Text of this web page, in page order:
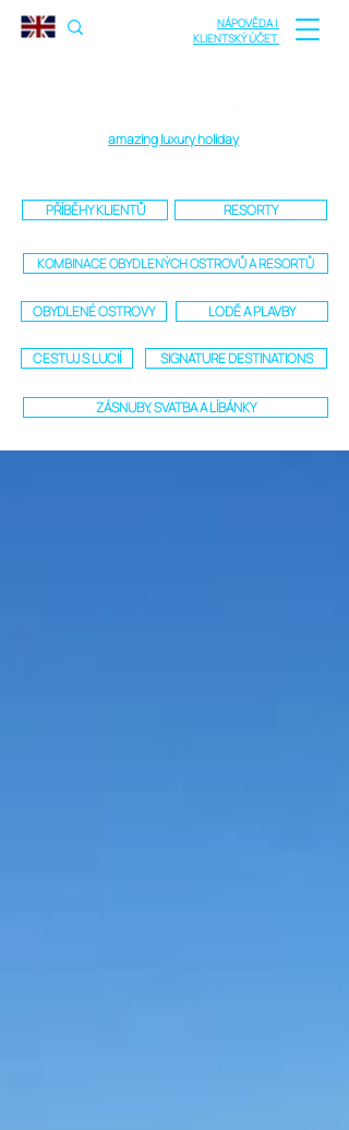
NÁPOVĚDA |
KLIENTSKÝ ÚČET
amazing luxury holiday
PŘÍBĚHY KLIENTŮ RESORTY
KOMBINACE OBYDLENÝCH OSTROVŮ A RESORTŮ
OBYDLENÉ OSTROVY LODĚ A PLAVBY
CESTUJ S LUCIÍ SIGNATURE DESTINATIONS
ZÁSNUBY, SVATBA A LÍBÁNKY